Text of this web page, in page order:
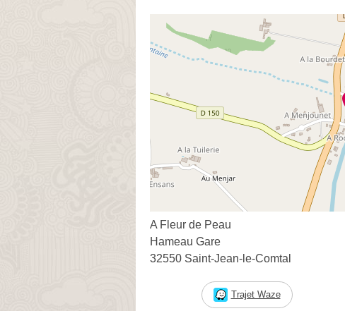
A Fleur de Peau
Hameau Gare
32550 Saint-Jean-le-Comtal
Trajet Waze